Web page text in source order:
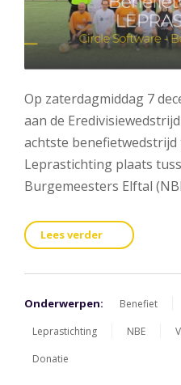
Op zaterdagmiddag 7
aan de
achtste benefietwedstrijd
Leprastichting plaats
Burgemeesters Elftal
Lees verder
Onderwerpen: Benefiet
Leprastichting
NBE
Donatie